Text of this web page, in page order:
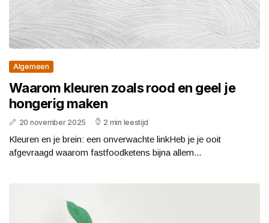
Algemeen
Waarom kleuren zoals rood en geel je
hongerig maken
20 november 2025 2 min leestijd
Kleuren en je brein: een onverwachte linkHeb je je ooit
afgevraagd waarom fastfoodketens bijna allem...